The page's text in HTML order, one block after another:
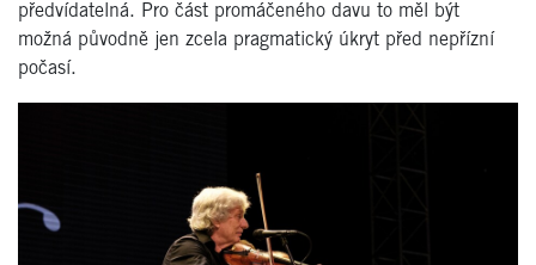
předvídatelná. Pro část promáčeného davu to měl být
možná původně jen zcela pragmatický úkryt před nepřízní
počasí.